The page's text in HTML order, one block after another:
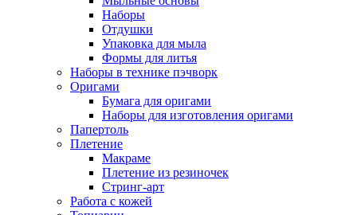
Наборы
Отдушки
Упаковка для мыла
Формы для литья
Наборы в технике пэчворк
Оригами
Бумага для оригами
Наборы для изготовления оригами
Папертоль
Плетение
Макраме
Плетение из резиночек
Стринг-арт
Работа с кожей